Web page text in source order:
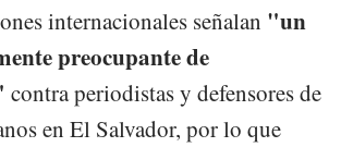
internacionales señalan "un
preocupante de
contra periodistas y defensores de
en El Salvador, por lo que